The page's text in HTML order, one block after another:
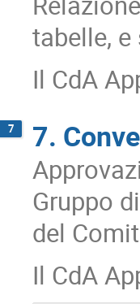
tabelle,
Il CdA
7 7.
Gruppo
del
Il CdA